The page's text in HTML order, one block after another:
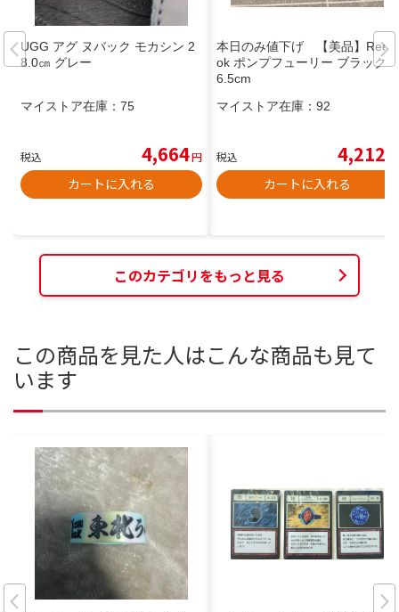
UGG アグ ヌバック モカシン 2
8.0㎝ グレー
マイストア在庫： 75
税込 4,664円
カートに入れる
本日のみ値下げ 【美品】Reeb
ok ポンプフューリー ブラック 2
6.5cm
マイストア在庫： 92
税込 4,212
カートに入れる
このカテゴリをもっと見る
この商品を見た人はこんな商品も見て
います